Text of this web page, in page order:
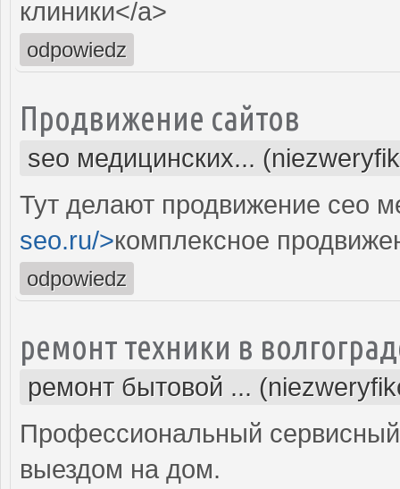
клиники</a>
odpowiedz
Продвижение сайтов
seo медицинских...
Тут делают продвижение сео
seo.ru/>комплексное
odpowiedz
ремонт техники в
ремонт бытовой ...
Профессиональный
выездом на дом.